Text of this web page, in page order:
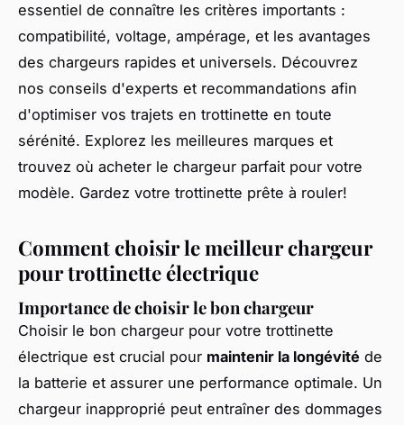
essentiel de connaître les critères importants :
compatibilité, voltage, ampérage, et les avantages
des chargeurs rapides et universels. Découvrez
nos conseils d'experts et recommandations afin
d'optimiser vos trajets en trottinette en toute
sérénité. Explorez les meilleures marques et
trouvez où acheter le chargeur parfait pour votre
modèle. Gardez votre trottinette prête à rouler!
Comment choisir le meilleur chargeur
pour trottinette électrique
Importance de choisir le bon chargeur
Choisir le bon chargeur pour votre trottinette
électrique est crucial pour maintenir la longévité de
la batterie et assurer une performance optimale. Un
chargeur inapproprié peut entraîner des dommages